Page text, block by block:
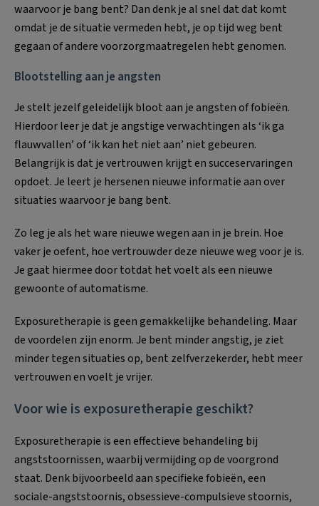
waarvoor je bang bent? Dan denk je al snel dat dat komt
omdat je de situatie vermeden hebt, je op tijd weg bent
gegaan of andere voorzorgmaatregelen hebt genomen.
Blootstelling aan je angsten
Je stelt jezelf geleidelijk bloot aan je angsten of fobieën.
Hierdoor leer je dat je angstige verwachtingen als ‘ik ga
flauwvallen’ of ‘ik kan het niet aan’ niet gebeuren.
Belangrijk is dat je vertrouwen krijgt en succeservaringen
opdoet. Je leert je hersenen nieuwe informatie aan over
situaties waarvoor je bang bent.
Zo leg je als het ware nieuwe wegen aan in je brein. Hoe
vaker je oefent, hoe vertrouwder deze nieuwe weg voor je is.
Je gaat hiermee door totdat het voelt als een nieuwe
gewoonte of automatisme.
Exposuretherapie is geen gemakkelijke behandeling. Maar
de voordelen zijn enorm. Je bent minder angstig, je ziet
minder tegen situaties op, bent zelfverzekerder, hebt meer
vertrouwen en voelt je vrijer.
Voor wie is exposuretherapie geschikt?
Exposuretherapie is een effectieve behandeling bij
angststoornissen, waarbij vermijding op de voorgrond
staat. Denk bijvoorbeeld aan specifieke fobieën, een
sociale-angststoornis, obsessieve-compulsieve stoornis,